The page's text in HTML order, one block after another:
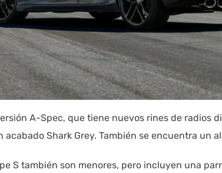
A-Spec, que tiene nuevos rines de radios
acabado Shark Grey. También se encuentra un
S también son menores, pero incluyen una